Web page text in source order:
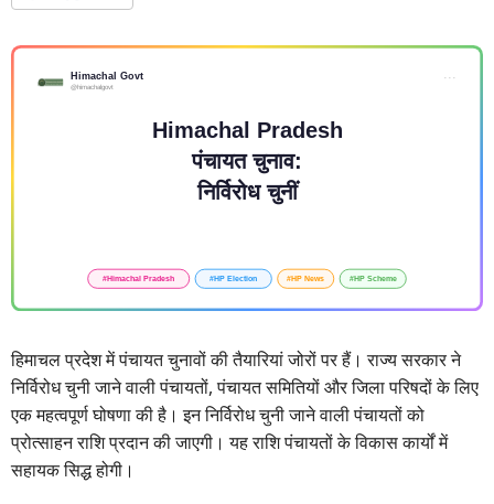
हिमाचल प्रदेश में पंचायत चुनावों की तैयारियां जोरों पर हैं। राज्य सरकार ने
निर्विरोध चुनी जाने वाली पंचायतों, पंचायत समितियों और जिला परिषदों के लिए
एक महत्वपूर्ण घोषणा की है। इन निर्विरोध चुनी जाने वाली पंचायतों को
प्रोत्साहन राशि प्रदान की जाएगी। यह राशि पंचायतों के विकास कार्यों में
सहायक सिद्ध होगी।